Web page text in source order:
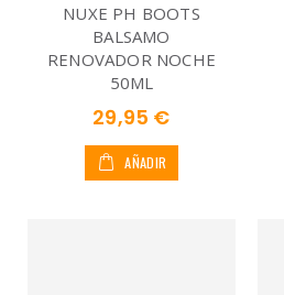
NUXE PH BOOTS
BALSAMO
RENOVADOR NOCHE
50ML
29,95 €
AÑADIR